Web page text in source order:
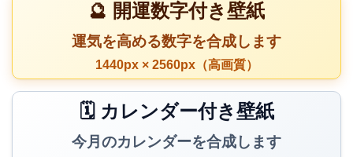
🔮 開運数字付き壁紙
運気を高める数字を合成します
1440px × 2560px（高画質）
🗓️ カレンダー付き壁紙
今月のカレンダーを合成します